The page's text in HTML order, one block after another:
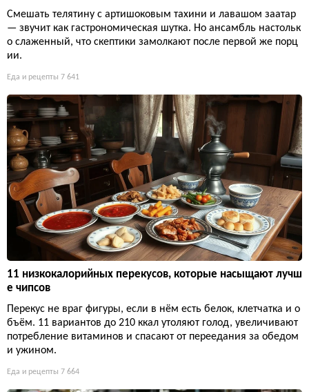
Смешать телятину с артишоковым тахини и лавашом заатар
— звучит как гастрономическая шутка. Но ансамбль настольк
о слаженный, что скептики замолкают после первой же порц
ии.
Еда и рецепты 7 641
11 низкокалорийных перекусов, которые насыщают лучш
е чипсов
Перекус не враг фигуры, если в нём есть белок, клетчатка и о
бъём. 11 вариантов до 210 ккал утоляют голод, увеличивают
потребление витаминов и спасают от переедания за обедом
и ужином.
Еда и рецепты 7 664